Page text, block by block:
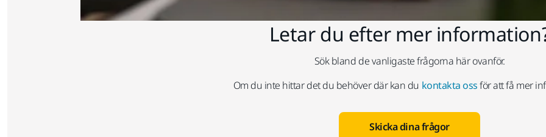
Letar du efter mer
Sök bland de vanligaste frågorna här ovanför.
Om du inte hittar det du behöver där kan du kontakta ossför att få mer
Skicka dina frågor